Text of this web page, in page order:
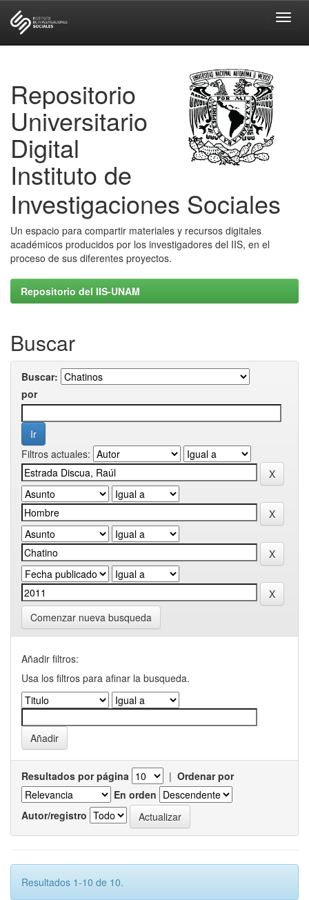
Repositorio
Universitario
Digital
Instituto de
Investigaciones Sociales
Un espacio para compartir materiales y recursos digitales
académicos producidos por los investigadores del IIS, en el
proceso de sus diferentes proyectos.
Repositorio del IIS-UNAM
Buscar
Buscar:
por
Filtros actuales:
Comenzar nueva busqueda
Añadir filtros:
Usa los filtros para afinar la busqueda.
Resultados por página | Ordenar por
En orden
Autor/registro
Resultados 1-10 de 10.